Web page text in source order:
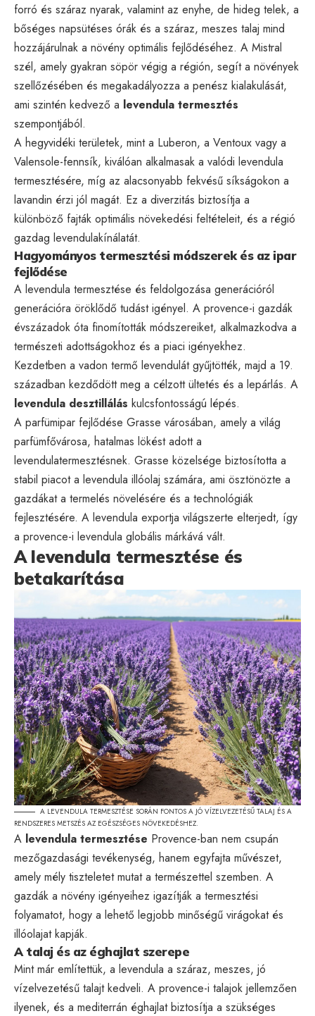
forró és száraz nyarak, valamint az enyhe, de hideg telek, a
bőséges napsütéses órák és a száraz, meszes talaj mind
hozzájárulnak a növény optimális fejlődéséhez. A Mistral
szél, amely gyakran söpör végig a régión, segít a növények
szellőzésében és megakadályozza a penész kialakulását,
ami szintén kedvező a levendula termesztés
szempontjából.
A hegyvidéki területek, mint a Luberon, a Ventoux vagy a
Valensole-fennsík, kiválóan alkalmasak a valódi levendula
termesztésére, míg az alacsonyabb fekvésű síkságokon a
lavandin érzi jól magát. Ez a diverzitás biztosítja a
különböző fajták optimális növekedési feltételeit, és a régió
gazdag levendulakínálatát.
Hagyományos termesztési módszerek és az ipar
fejlődése
A levendula termesztése és feldolgozása generációról
generációra öröklődő tudást igényel. A provence-i gazdák
évszázadok óta finomították módszereiket, alkalmazkodva a
természeti adottságokhoz és a piaci igényekhez.
Kezdetben a vadon termő levendulát gyűjtötték, majd a 19.
században kezdődött meg a célzott ültetés és a lepárlás. A
levendula desztillálás kulcsfontosságú lépés.
A parfümipar fejlődése Grasse városában, amely a világ
parfümfővárosa, hatalmas lökést adott a
levendulatermesztésnek. Grasse közelsége biztosította a
stabil piacot a levendula illóolaj számára, ami ösztönözte a
gazdákat a termelés növelésére és a technológiák
fejlesztésére. A levendula exportja világszerte elterjedt, így
a provence-i levendula globális márkává vált.
A levendula termesztése és
betakarítása
A LEVENDULA TERMESZTÉSE SORÁN FONTOS A JÓ VÍZELVEZETÉSŰ TALAJ ÉS A
RENDSZERES METSZÉS AZ EGÉSZSÉGES NÖVEKEDÉSHEZ.
A levendula termesztése Provence-ban nem csupán
mezőgazdasági tevékenység, hanem egyfajta művészet,
amely mély tiszteletet mutat a természettel szemben. A
gazdák a növény igényeihez igazítják a termesztési
folyamatot, hogy a lehető legjobb minőségű virágokat és
illóolajat kapják.
A talaj és az éghajlat szerepe
Mint már említettük, a levendula a száraz, meszes, jó
vízelvezetésű talajt kedveli. A provence-i talajok jellemzően
ilyenek, és a mediterrán éghajlat biztosítja a szükséges